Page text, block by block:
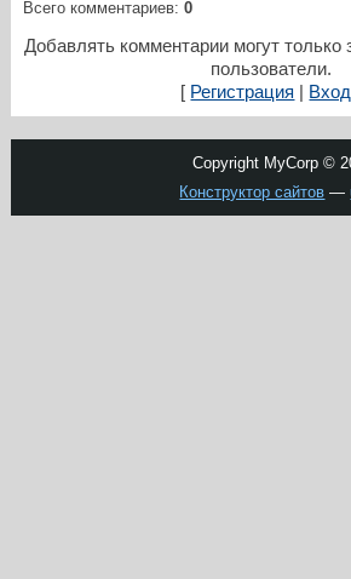
Всего комментариев: 0
Добавлять комментарии могут только
пользователи.
[ Регистрация Вход
Copyright MyCorp ©
Конструктор сайтов —